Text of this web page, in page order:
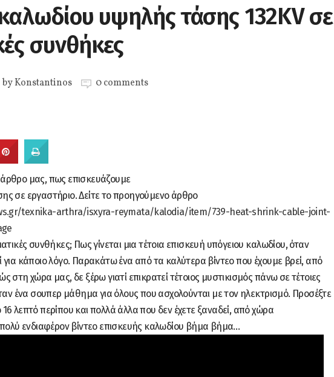
υψηλής τάσης 132KV σε
συνθήκες
byKonstantinos 0 comments
μας, πως επισκευάζουμε
σε εργαστήριο. Δείτε το προηγούμενο άρθρο
texnika-arthra/isxyra-reymata/kalodia/item/739-heat-shrink-cable-joint-
συνθήκες; Πως γίνεται μια τέτοια επισκευή υπόγειου καλωδίου, όταν
για κάποιο λόγο. Παρακάτω ένα από τα καλύτερα βίντεο που έχουμε βρεί, από
στη χώρα μας, δε ξέρω γιατί επικρατεί τέτοιος μυστικισμός πάνω σε τέτοιες
ένα σουπερ μάθημα για όλους που ασχολούνται με τον ηλεκτρισμό. Προσέξτε
λεπτό περίπου και πολλά άλλα που δεν έχετε ξαναδεί, από χώρα
πολύ ενδιαφέρον βίντεο επισκευής καλωδίου βήμα βήμα…